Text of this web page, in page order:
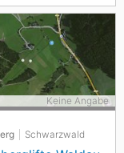
Schwarzwald
Keine Angabe